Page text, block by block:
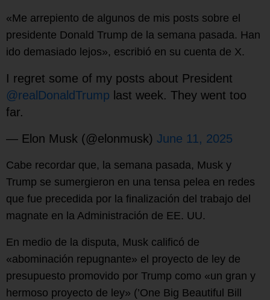
«Me arrepiento de algunos de mis posts sobre el
presidente Donald Trump de la semana pasada. Han
ido demasiado lejos», escribió en su cuenta de X.
I regret some of my posts about President
@realDonaldTrump last week. They went too
far.
— Elon Musk (@elonmusk) June 11, 2025
Cabe recordar que, la semana pasada, Musk y
Trump se sumergieron en una tensa pelea en redes
que fue precedida por la finalización del trabajo del
magnate en la Administración de EE. UU.
En medio de la disputa, Musk calificó de
«abominación repugnante» el proyecto de ley de
presupuesto promovido por Trump como «un gran y
hermoso proyecto de ley» (’One Big Beautiful Bill